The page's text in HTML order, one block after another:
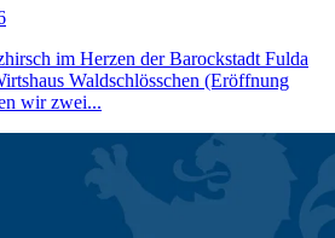
im Herzen der Barockstadt Fulda
Waldschlösschen (Eröffnung
wir zwei...